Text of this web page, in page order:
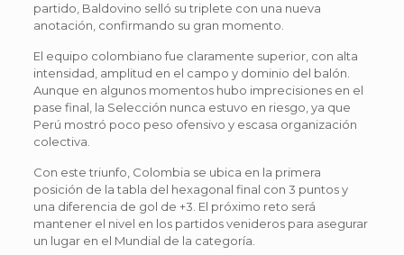
partido, Baldovino selló su triplete con una nueva
anotación, confirmando su gran momento.
El equipo colombiano fue claramente superior, con alta
intensidad, amplitud en el campo y dominio del balón.
Aunque en algunos momentos hubo imprecisiones en el
pase final, la Selección nunca estuvo en riesgo, ya que
Perú mostró poco peso ofensivo y escasa organización
colectiva.
Con este triunfo, Colombia se ubica en la primera
posición de la tabla del hexagonal final con 3 puntos y
una diferencia de gol de +3. El próximo reto será
mantener el nivel en los partidos venideros para asegurar
un lugar en el Mundial de la categoría.